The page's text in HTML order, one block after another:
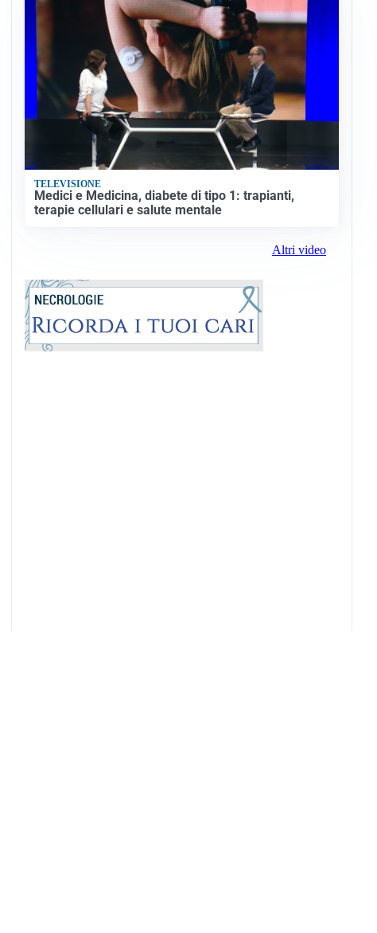
TELEVISIONE
Medici e Medicina, diabete di tipo 1: trapianti,
terapie cellulari e salute mentale
Altri video